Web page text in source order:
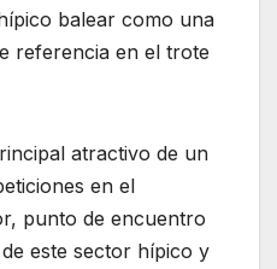
balear como una
referencia en el trote
atractivo de un
en el
punto de encuentro
este sector hípico y